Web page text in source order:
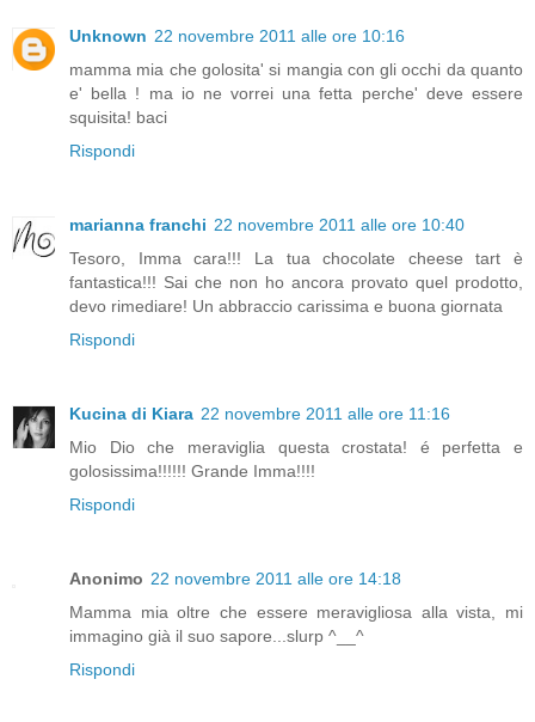
Unknown 22 novembre 2011 alle ore 10:16
mamma mia che golosita' si mangia con gli occhi da quanto
e' bella ! ma io ne vorrei una fetta perche' deve essere
squisita! baci
Rispondi
marianna franchi 22 novembre 2011 alle ore 10:40
Tesoro, Imma cara!!! La tua chocolate cheese tart è
fantastica!!! Sai che non ho ancora provato quel prodotto,
devo rimediare! Un abbraccio carissima e buona giornata
Rispondi
Kucina di Kiara 22 novembre 2011 alle ore 11:16
Mio Dio che meraviglia questa crostata! é perfetta e
golosissima!!!!!! Grande Imma!!!!
Rispondi
Anonimo 22 novembre 2011 alle ore 14:18
Mamma mia oltre che essere meravigliosa alla vista, mi
immagino già il suo sapore...slurp ^__^
Rispondi